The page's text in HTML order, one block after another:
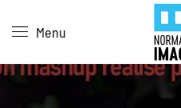
Skip to main content
Menu
Panneau de gestion des cookies